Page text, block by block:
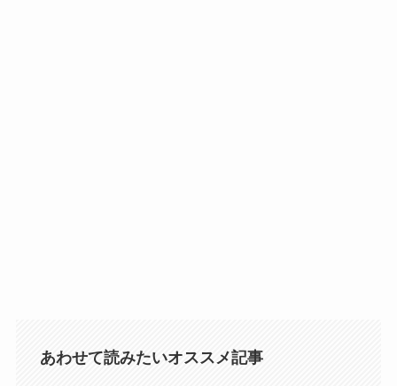
あわせて読みたいオススメ記事